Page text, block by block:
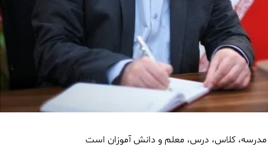
مدرسه، کلاس، درس، معلم و دانش آموزان است